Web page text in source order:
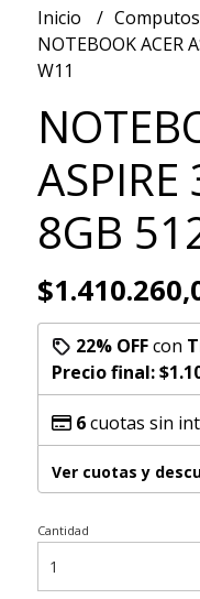
Inicio Computos
NOTEBOOK ACER
W11
8GB
22% OFFcon
Precio final:
6cuotas sin
Ver cuotas y
Cantidad